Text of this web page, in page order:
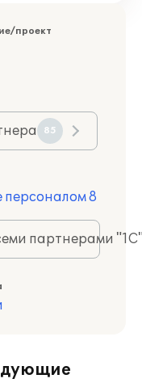
проект
85
персоналом 8
партнерами